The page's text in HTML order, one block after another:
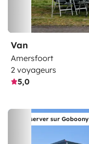
Van
Amersfoort
2 voyageurs
5,0
Réserver sur Goboony